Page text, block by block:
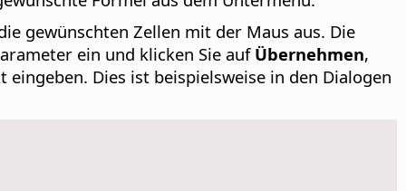
gewünschten Zellen mit der Maus aus. Die
ein und klicken Sie auf Übernehmen,
Dies ist beispielsweise in den Dialogen